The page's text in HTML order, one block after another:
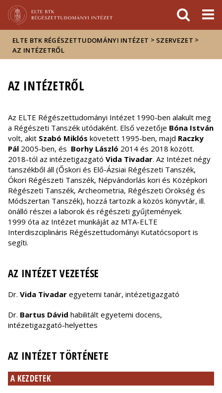
sajtóban
ELTE BTK RÉGÉSZETTUDOMÁNYI INTÉZET > SZERVEZET >
AZ INTÉZETRŐL
AZ INTÉZETRŐL
Az ELTE Régészettudományi Intézet 1990-ben alakult meg
a Régészeti Tanszék utódaként. Első vezetője Bóna István
volt, akit Szabó Miklós követett 1995-ben, majd Raczky
Pál 2005-ben, és Borhy László 2014 és 2018 között.
2018-tól az intézetigazgató Vida Tivadar. Az Intézet négy
tanszékből áll (Őskori és Elő-Ázsiai Régészeti Tanszék,
Ókori Régészeti Tanszék, Népvándorlás kori és Középkori
Régészeti Tanszék, Archeometria, Régészeti Örökség és
Módszertan Tanszék), hozzá tartozik a közös könyvtár, ill.
önálló részei a laborok és régészeti gyűjtemények.
1999 óta az Intézet munkáját az MTA-ELTE
Interdiszciplináris Régészettudományi Kutatócsoport is
segíti.
AZ INTÉZET VEZETÉSE
Dr. Vida Tivadar egyetemi tanár, intézetigazgató
Dr. Bartus Dávid habilitált egyetemi docens,
intézetigazgató-helyettes
AZ INTÉZET TÖRTÉNETE
A KEZDETEK